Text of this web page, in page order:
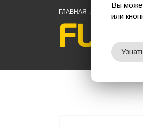
ГЛАВНАЯ
FULL
Вы
или